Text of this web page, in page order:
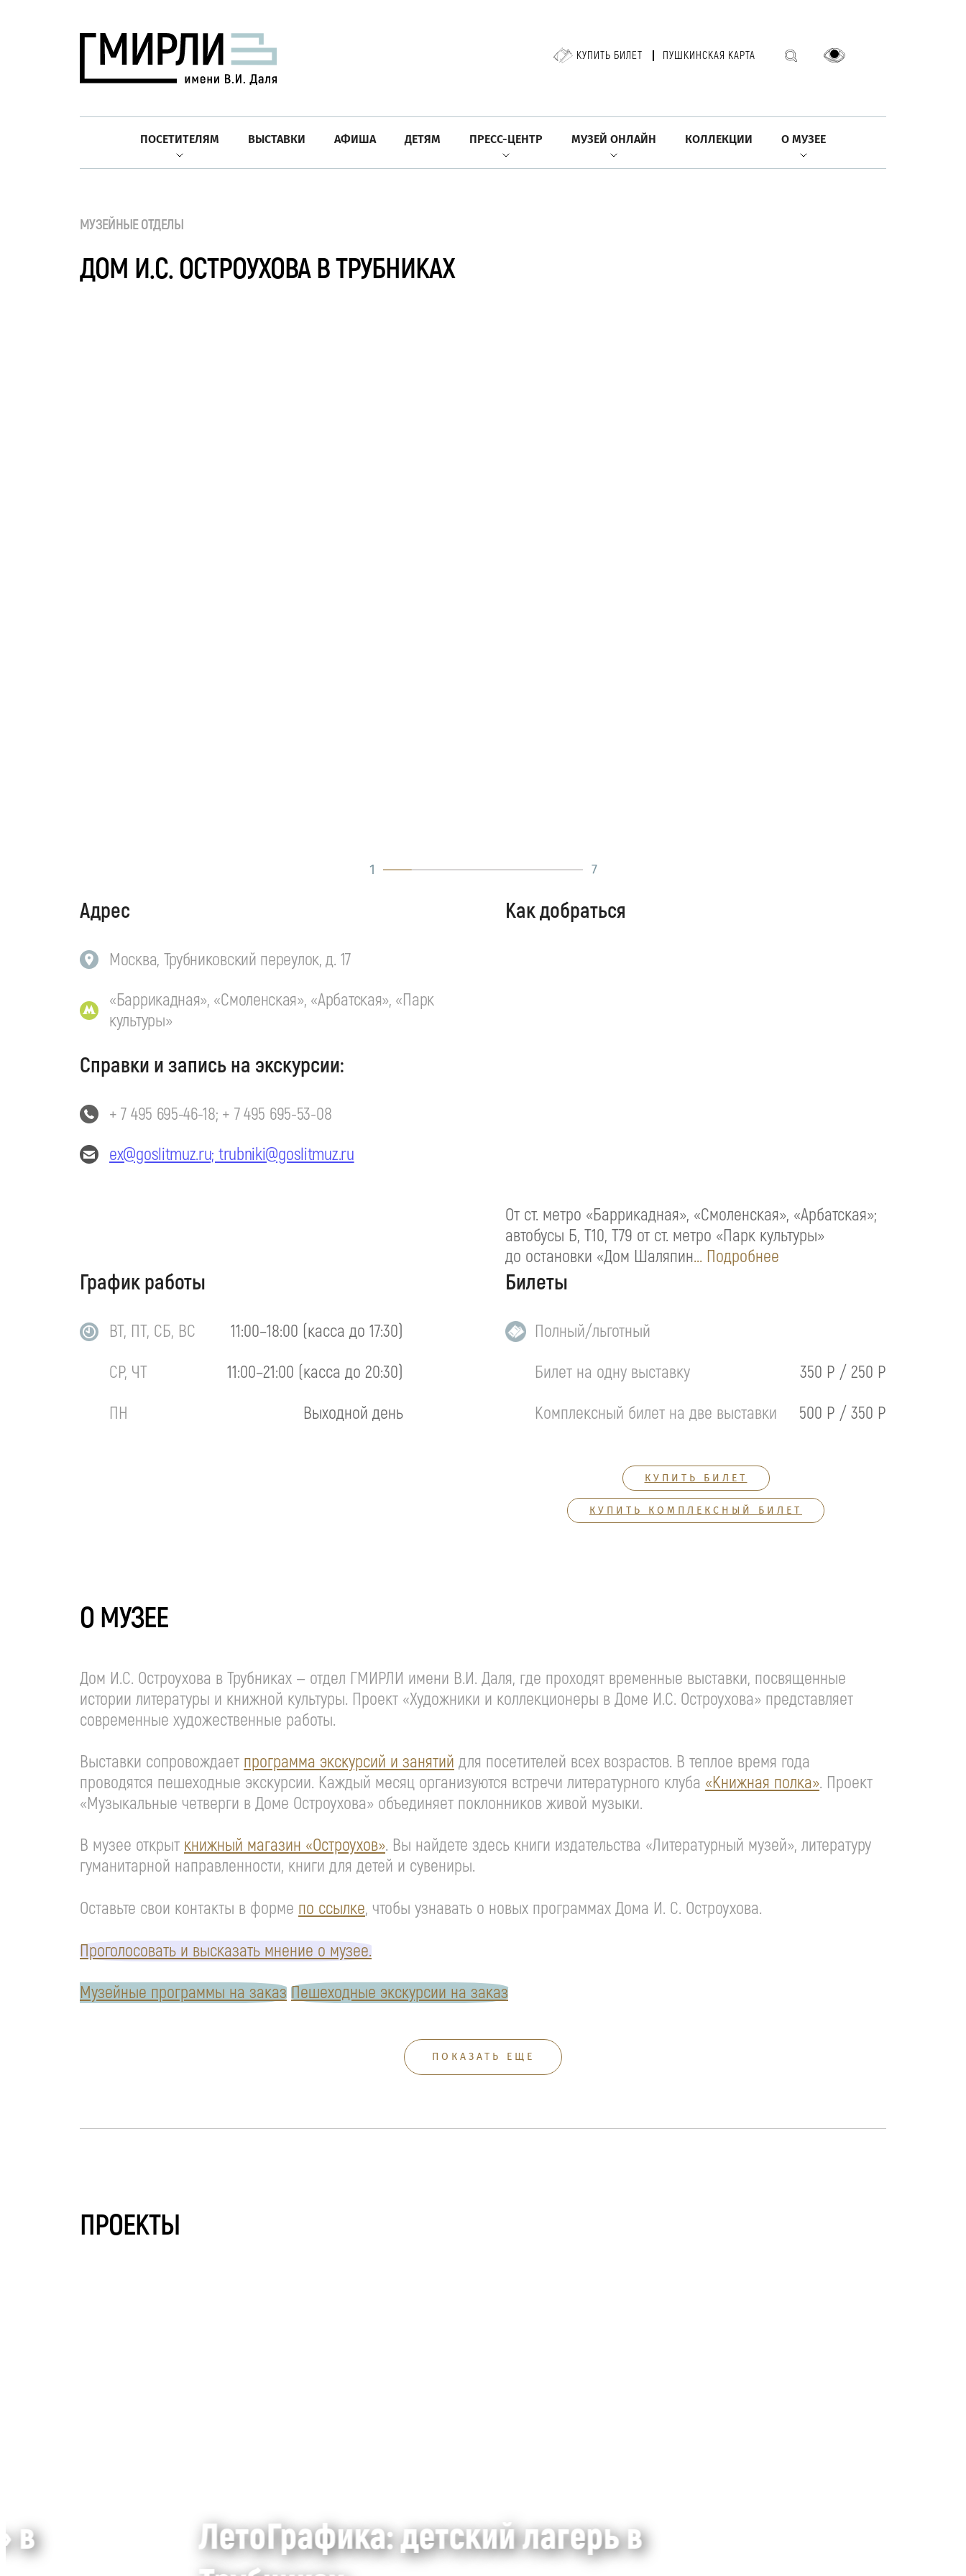
КУПИТЬ БИЛЕТ ПУШКИНСКАЯ КАРТА
ПОСЕТИТЕЛЯМ ВЫСТАВКИ АФИША ДЕТЯМ ПРЕСС-ЦЕНТР МУЗЕЙ ОНЛАЙН КОЛЛЕКЦИИ О МУЗЕЕ
МУЗЕЙНЫЕ ОТДЕЛЫ
ДОМ И.С. ОСТРОУХОВА В ТРУБНИКАХ
1 7
Адрес
Москва, Трубниковский переулок, д. 17
«Баррикадная», «Смоленская», «Арбатская», «Парк
культуры»
Справки и запись на экскурсии:
+ 7 495 695-46-18; + 7 495 695-53-08
ex@goslitmuz.ru; trubniki@goslitmuz.ru
Как добраться
От ст. метро «Баррикадная», «Смоленская», «Арбатская»;
автобусы Б, Т10, Т79 от ст. метро «Парк культуры»
до остановки «Дом Шаляпин... Подробнее
График работы
ВТ, ПТ, СБ, ВС
11:00–18:00 (касса до 17:30)
СР, ЧТ
11:00–21:00 (касса до 20:30)
ПН
Выходной день
Билеты
Полный/льготный
Билет на одну выставку
350 Р / 250 Р
Комплексный билет на две выставки
500 Р / 350 Р
КУПИТЬ БИЛЕТ
КУПИТЬ КОМПЛЕКСНЫЙ БИЛЕТ
О МУЗЕЕ
Дом И.С. Остроухова в Трубниках — отдел ГМИРЛИ имени В.И. Даля, где проходят временные выставки, посвященные
истории литературы и книжной культуры. Проект «Художники и коллекционеры в Доме И.С. Остроухова» представляет
современные художественные работы.
Выставки сопровождает программа экскурсий и занятий для посетителей всех возрастов. В теплое время года
проводятся пешеходные экскурсии. Каждый месяц организуются встречи литературного клуба «Книжная полка». Проект
«Музыкальные четверги в Доме Остроухова» объединяет поклонников живой музыки.
В музее открыт книжный магазин «Остроухов». Вы найдете здесь книги издательства «Литературный музей», литературу
гуманитарной направленности, книги для детей и сувениры.
Оставьте свои контакты в форме по ссылке, чтобы узнавать о новых программах Дома И. С. Остроухова.
Проголосовать и высказать мнение о музее.
Музейные программы на заказ Пешеходные экскурсии на заказ
ПОКАЗАТЬ ЕЩЕ
ПРОЕКТЫ
в
ЛетоГрафика: детский лагерь в